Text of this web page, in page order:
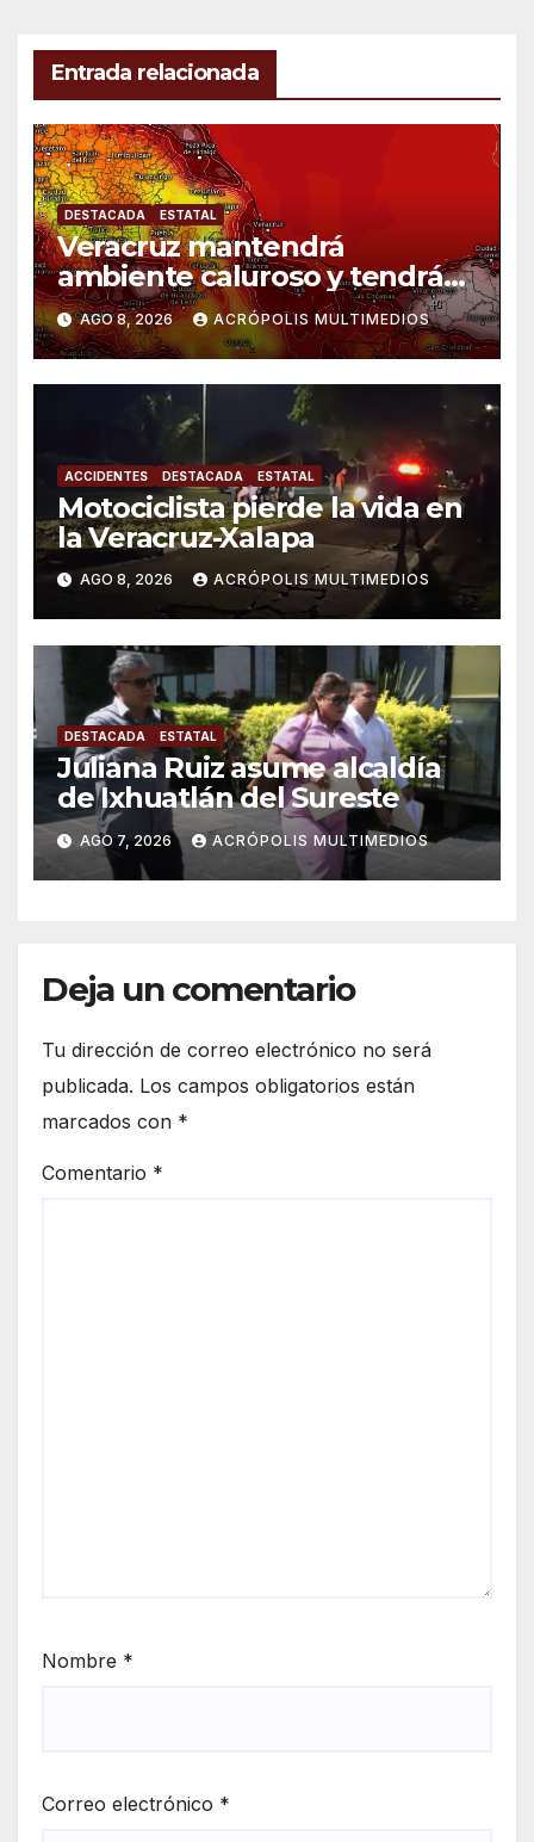
Entrada relacionada
DESTACADA ESTATAL
Veracruz mantendrá
ambiente caluroso y tendrá
lluvias
AGO 8, 2026 ACRÓPOLIS MULTIMEDIOS
ACCIDENTES DESTACADA ESTATAL
Motociclista pierde la vida en
la Veracruz-Xalapa
AGO 8, 2026 ACRÓPOLIS MULTIMEDIOS
DESTACADA ESTATAL
Juliana Ruiz asume alcaldía
de Ixhuatlán del Sureste
AGO 7, 2026 ACRÓPOLIS MULTIMEDIOS
Deja un comentario
Tu dirección de correo electrónico no será
publicada. Los campos obligatorios están
marcados con *
Comentario *
Nombre *
Correo electrónico *